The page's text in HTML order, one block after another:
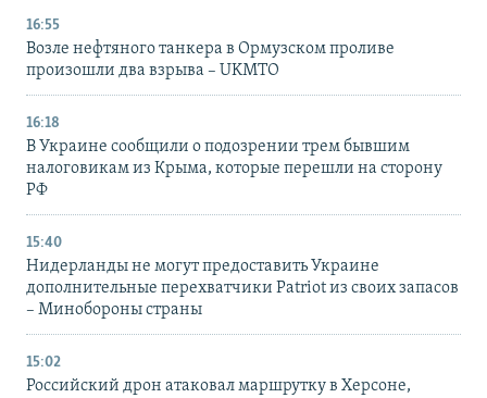
16:55
Возле нефтяного танкера в Ормузском проливе
произошли два взрыва – UKMTO
16:18
В Украине сообщили о подозрении трем бывшим
налоговикам из Крыма, которые перешли на сторону
РФ
15:40
Нидерланды не могут предоставить Украине
дополнительные перехватчики Patriot из своих запасов
– Минобороны страны
15:02
Российский дрон атаковал маршрутку в Херсоне,